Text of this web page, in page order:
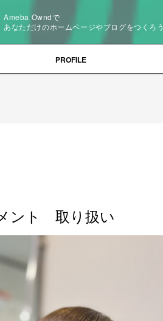
Ameba Owndで
あなただけのホームページやブログをつくろう
PROFILE
ント 取り扱い